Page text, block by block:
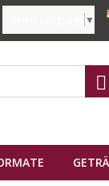
▼
